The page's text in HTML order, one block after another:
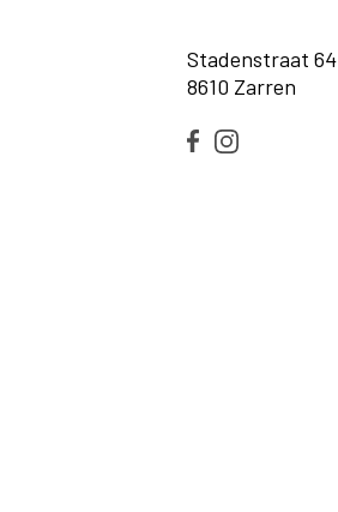
Stadenstraat 64
8610 Zarren